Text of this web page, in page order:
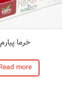
خرما پیارم
more